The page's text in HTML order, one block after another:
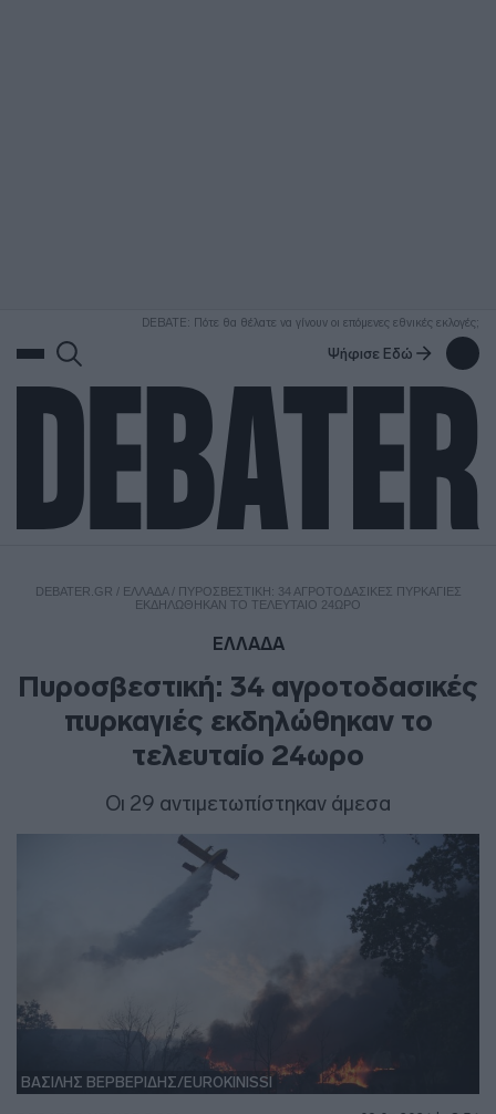
DEBATE: Πότε θα θέλατε να γίνουν οι επόμενες εθνικές εκλογές;
Ψήφισε Εδώ
DEBATER.GR / ΕΛΛΑΔΑ/ ΠΥΡΟΣΒΕΣΤΙΚΉ: 34 ΑΓΡΟΤΟΔΑΣΙΚΈΣ ΠΥΡΚΑΓΙΈΣ
ΕΚΔΗΛΏΘΗΚΑΝ ΤΟ ΤΕΛΕΥΤΑΊΟ 24ΩΡO
ΕΛΛΑΔΑ
Πυροσβεστική: 34 αγροτοδασικές
πυρκαγιές εκδηλώθηκαν το
τελευταίο 24ωρo
Οι 29 αντιμετωπίστηκαν άμεσα
ΒΑΣΙΛΗΣ ΒΕΡΒΕΡΙΔΗΣ/EUROKINISSI